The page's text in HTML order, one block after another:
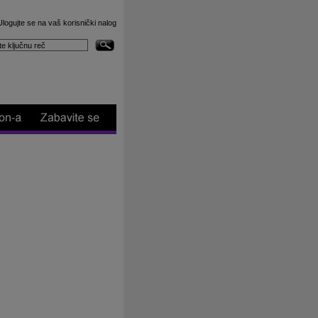
se na vaš korisnički nalog